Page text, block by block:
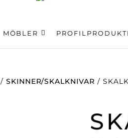
MÖBLER
/ SKINNER/SKALKNIVAR /